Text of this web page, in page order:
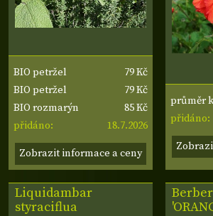
BIO petržel
kudrnka
79 Kč
BIO petržel
hladkolistá
79 Kč
BIO rozmarýn
85 Kč
přidáno:
18.7.2026
Zobrazit informace a ceny
průměr
12 cm
přidáno:
Liquidambar
styraciflua